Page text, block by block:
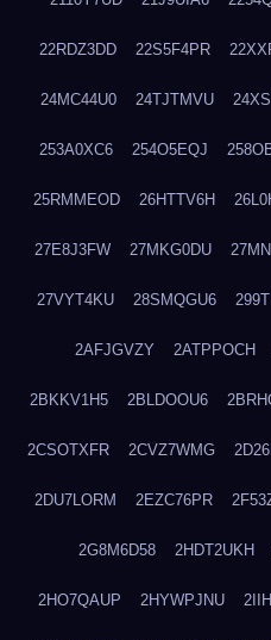
22RDZ3DD 22S5F4PR
24MC44U0 24TJTMVU
253A0XC6 254O5EQJ
25RMMEOD 26HTTV6H
27E8J3FW 27MKG0DU
27VYT4KU 28SMQGU6
2AFJGVZY 2ATPPOCH
2BKKV1H5 2BLDOOU6
2CSOTXFR 2CVZ7WMG
2DU7LORM 2EZC76PR
2G8M6D58 2HDT2UKH
2HO7QAUP 2HYWPJNU